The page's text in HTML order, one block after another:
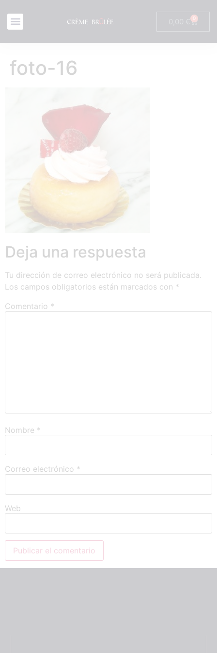
0
foto-16
Deja una respuesta
Tu dirección de correo electrónico no será publicada.
Los campos obligatorios están marcados con *
Comentario *
Nombre *
Correo electrónico *
Web